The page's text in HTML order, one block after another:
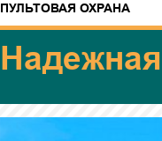
ПУЛЬТОВАЯ ОХРАНА